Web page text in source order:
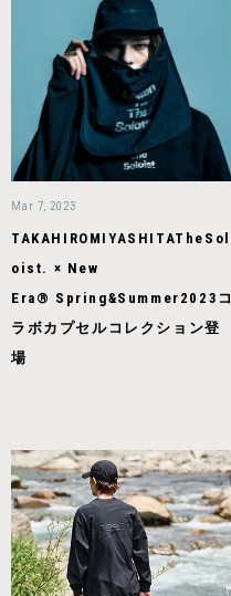
Mar 7, 2023
TAKAHIROMIYASHITATheSol
oist. × New
Era® Spring&Summer2023コ
ラボカプセルコレクション登
場